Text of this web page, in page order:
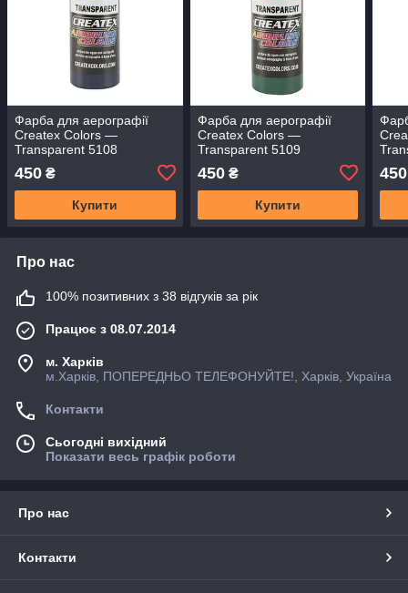
Фарба для аерографії
Createx Colors —
Transparent 5108
— Transparent Deep Blue,
60 мл
450 ₴
Купити
Фарба для аерографії
Createx Colors —
Transparent 5109
— Transparent Brite Green,
60 мл
450₴
Купити
450
Про нас
100% позитивних з 38 відгуків за рік
Працює з 08.07.2014
м. Харків
м.Харків, ПОПЕРЕДНЬО ТЕЛЕФОНУЙТЕ!, Харків, Україна
Контакти
Сьогодні вихідний
Показати весь графік роботи
Про нас
Контакти